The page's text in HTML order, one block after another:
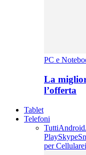
PC e
La
l’offerta
Tablet
Telefoni
TuttiAndroid
PlaySkype
per Cellulare